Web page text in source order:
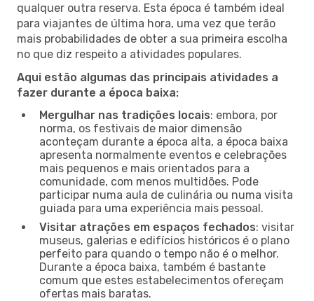
qualquer outra reserva. Esta época é também ideal
para viajantes de última hora, uma vez que terão
mais probabilidades de obter a sua primeira escolha
no que diz respeito a atividades populares.
Aqui estão algumas das principais atividades a
fazer durante a época baixa:
Mergulhar nas tradições locais: embora, por
norma, os festivais de maior dimensão
aconteçam durante a época alta, a época baixa
apresenta normalmente eventos e celebrações
mais pequenos e mais orientados para a
comunidade, com menos multidões. Pode
participar numa aula de culinária ou numa visita
guiada para uma experiência mais pessoal.
Visitar atrações em espaços fechados: visitar
museus, galerias e edifícios históricos é o plano
perfeito para quando o tempo não é o melhor.
Durante a época baixa, também é bastante
comum que estes estabelecimentos ofereçam
ofertas mais baratas.